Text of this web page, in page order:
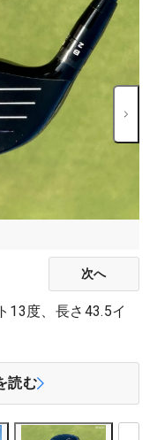
次へ
13度、長さ43.5イ
読む